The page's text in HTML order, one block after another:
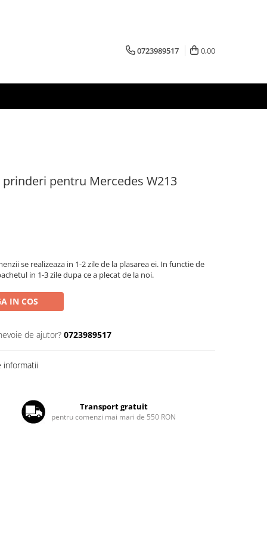
0723989517 0,00
pentru Mercedes W213
se realizeaza in 1-2 zile de la plasarea ei. In functie de
in 1-3 zile dupa ce a plecat de la noi.
IN COS
de ajutor? 0723989517
informatii
Transport gratuit
pentru comenzi mai mari de 550 RON